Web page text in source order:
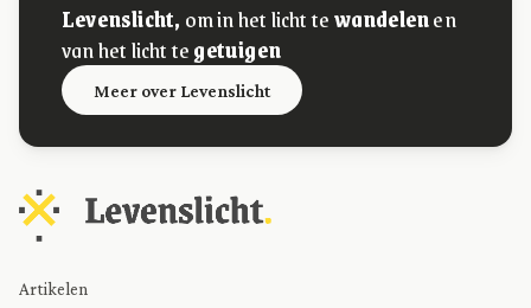
Levenslicht, om in het licht tewandelenen
van het licht tegetuigen
Meer over Levenslicht
Artikelen